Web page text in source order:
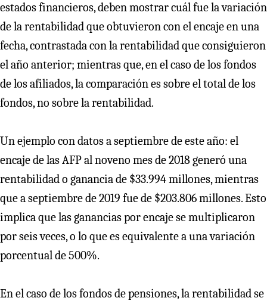
estados financieros, deben mostrar cuál fue la variación
de la rentabilidad que obtuvieron con el encaje en una
fecha, contrastada con la rentabilidad que consiguieron
el año anterior; mientras que, en el caso de los fondos
de los afiliados, la comparación es sobre el total de los
fondos, no sobre la rentabilidad.
Un ejemplo con datos a septiembre de este año: el
encaje de las AFP al noveno mes de 2018 generó una
rentabilidad o ganancia de $33.994 millones, mientras
que a septiembre de 2019 fue de $203.806 millones. Esto
implica que las ganancias por encaje se multiplicaron
por seis veces, o lo que es equivalente a una variación
porcentual de 500%.
En el caso de los fondos de pensiones, la rentabilidad se